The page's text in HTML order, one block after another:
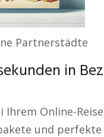
Partnerstädte
in
Ihrem Online-
und perfekte